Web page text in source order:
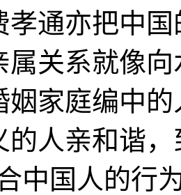
孝通亦把中
属关系就像
姻家庭编中
的人亲和谐
中国人的行